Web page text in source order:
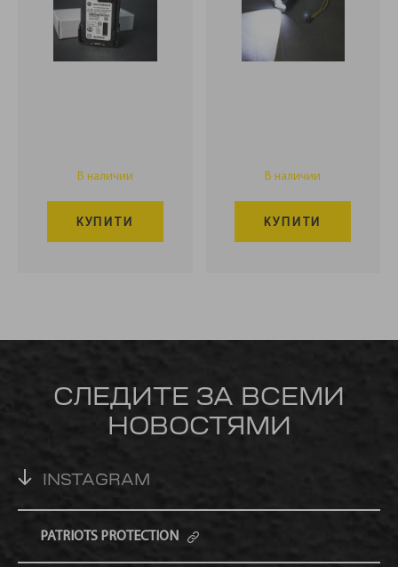
В наличии
КУПИТИ
В наличии
КУПИТИ
СЛЕДИТЕ ЗА ВСЕМИ
НОВОСТЯМИ
INSTAGRAM
PATRIOTS PROTECTION